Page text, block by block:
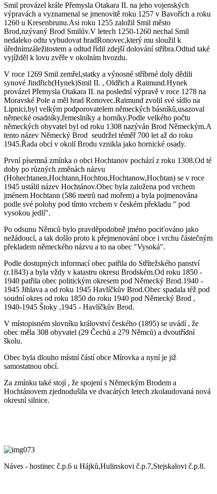
Smil provázel krále Přemysla Otakara II. na jeho vojenských
výpravách a vyznamenal se jmenovitě roku 1257 v Bavořích a roku
1260 u Kresenbrunu.Asi roku 1255 založil Smil město
Brod,nzývaný Brod Smilův.V letech 1250-1260 nechal Smil
nedaleko odtu vybudovat hradRonovec,který mu sloužil k
úřednímzáležitostem a odtud řídil zdejší dolování stříbra.Odtud také
vyjížděl k lovu zvěře v okolním hvozdu.
V roce 1269 Smil zemřel,statky a výnosné stříbrné doly dědili
synové Jindřich(Hynek)Smil II. , Oldřich a Raimund.Hynek
provázel Přemysla Otakara II. na poslední výpravě v roce 1278 na
Moravské Pole a měl hrad Ronovec.Raimund zvolil své sídlo na
Lipnici,byl velkým podporovatelem německých básníků,usazoval
německé osadníky,řemeslníky a horníky.Podle velkého počtu
německých obyvatel byl od roku 1308 nazýván Brod Německým.A
tento název Německý Brod seudržel téměř 700 let až do roku
1945.Řada obcí v okolí Brodu vznikla jako hornické osady.
První písemná zmínka o obci Hochtanov pochází z roku 1308.Od té
doby po různých změnách názvu
(Hohechtanen,Hochtann,Hochtou,Hochtanow,Hochtan) se v roce
1945 ustálil název Hochtánov.Obec byla založena pod vrchem
jménem Hochtann (586 metrů nad mořem) a byla pojmenována
podle své polohy pod tímto vrchem v českém překladu " pod
vysokou jedlí".
Po odsunu Němců bylo pravděpodobně jméno pociťováno jako
nežádoucí, a tak došlo proto k přejmenování obce i vrchu částečným
překladem německého názvu a to na obec "Vysoká".
Podle dostupných informací obec patřila do Střítežského panství
(r.1843) a byla vždy v katastru okresu Brodském.Od roku 1850 -
1940 patřila obec politickým okresem pod Německý Brod.1940 -
1945 Jihlava a od roku 1945 Havlíčkův Brod.Obec spadala též pod
soudní okres od roku 1850 do roku 1940 pod Německý Brod ,
1940-1945 Štoky ,1945 - Havlíčkův Brod.
V místopisném slovníku království českého (1895) se uvádí , že
obec měla 308 obyvatel (29 Čechů a 279 Němců) a dvoutřídní
školu.
Obec byla dlouho místní částí obce Mírovka a nyní je již
samostatnou obcí.
Za zmínku také stojí , že spojení s Německým Brodem a
Hochtánovem zjednodušila ve dvacátých letech zkolaudovaná nová
okresní silnice.
Náves - hostinec č.p.6 u Hájků,Hulinskovi č.p.7,Stejskalovi č.p.8.